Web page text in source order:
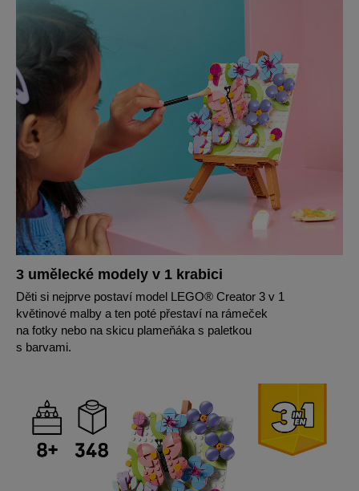
3 umělecké modely v 1 krabici
Děti si nejprve postaví model LEGO® Creator 3 v 1
květinové malby a ten poté přestaví na rámeček
na fotky nebo na skicu plameňáka s paletkou
s barvami.